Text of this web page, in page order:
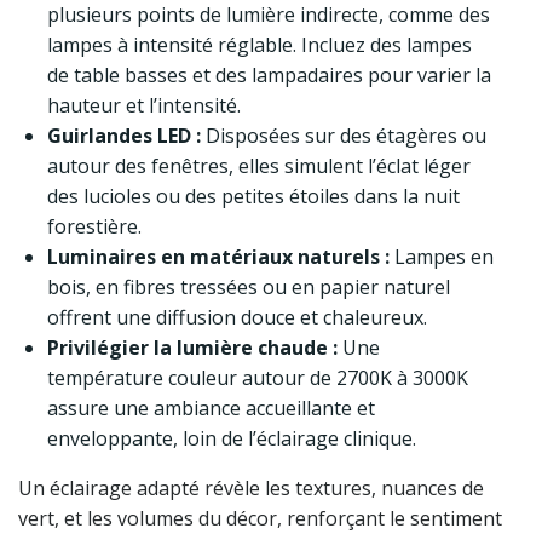
plusieurs points de lumière indirecte, comme des
lampes à intensité réglable. Incluez des lampes
de table basses et des lampadaires pour varier la
hauteur et l’intensité.
Guirlandes LED : Disposées sur des étagères ou
autour des fenêtres, elles simulent l’éclat léger
des lucioles ou des petites étoiles dans la nuit
forestière.
Luminaires en matériaux naturels : Lampes en
bois, en fibres tressées ou en papier naturel
offrent une diffusion douce et chaleureux.
Privilégier la lumière chaude : Une
température couleur autour de 2700K à 3000K
assure une ambiance accueillante et
enveloppante, loin de l’éclairage clinique.
Un éclairage adapté révèle les textures, nuances de
vert, et les volumes du décor, renforçant le sentiment